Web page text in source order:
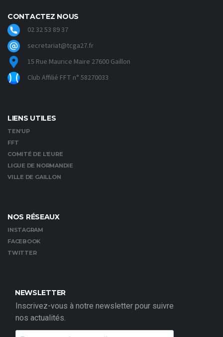
CONTACTEZ NOUS
02 32 53 89 37
secretariat@tcga27.fr
15 Rue Maurice Maire 27600 Gaillon
Club Affilié FFT n° 58270033
LIENS UTILES
TEN’UP
FFT
COMITÉ DE L’EURE
LIGUE DE NORMANDIE
VILLE DE GAILLON
NOS RÉSEAUX
INSTAGRAM
FACEBOOK
TWITTER
NEWSLETTER
Inscrivez-vous à notre newsletter pour suivre
nos actualités.